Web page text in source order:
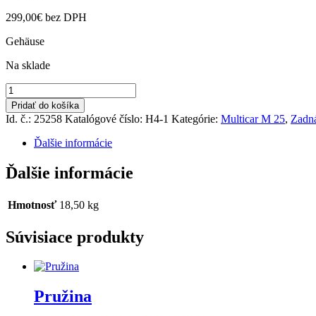
299,00€ bez DPH
Gehäuse
Na sklade
množstvo
Obal
diferenciálu
Pridať do košíka
Id. č.: 25258 Katalógové číslo: H4-1 Kategórie: Multicar M 25,
Ďalšie informácie
Ďalšie informácie
Hmotnosť 18,50 kg
Súvisiace produkty
Pružina